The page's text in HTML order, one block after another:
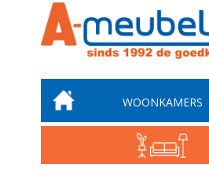
WOONKAMERS